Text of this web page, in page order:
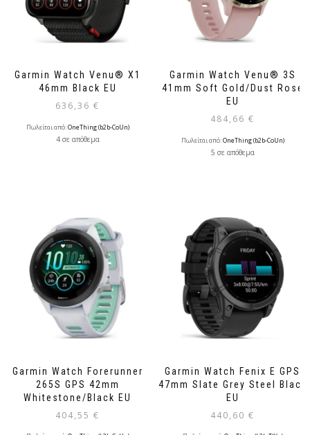
Garmin Watch Venu® X1
46mm Black EU
636,36 €
Πωλείται από:OneThing (b2b-CoUn)
4 σε απόθεμα
Garmin Watch Venu® 3S
41mm Soft Gold/Dust Rose
EU
484,66 €
Πωλείται από:OneThing (b2b-CoUn)
5 σε απόθεμα
Garmin Watch Forerunner
265S GPS 42mm
Whitestone/Black EU
404,55 €
Garmin Watch Fenix E GPS
47mm Slate Grey Steel Black
EU
440,60 €